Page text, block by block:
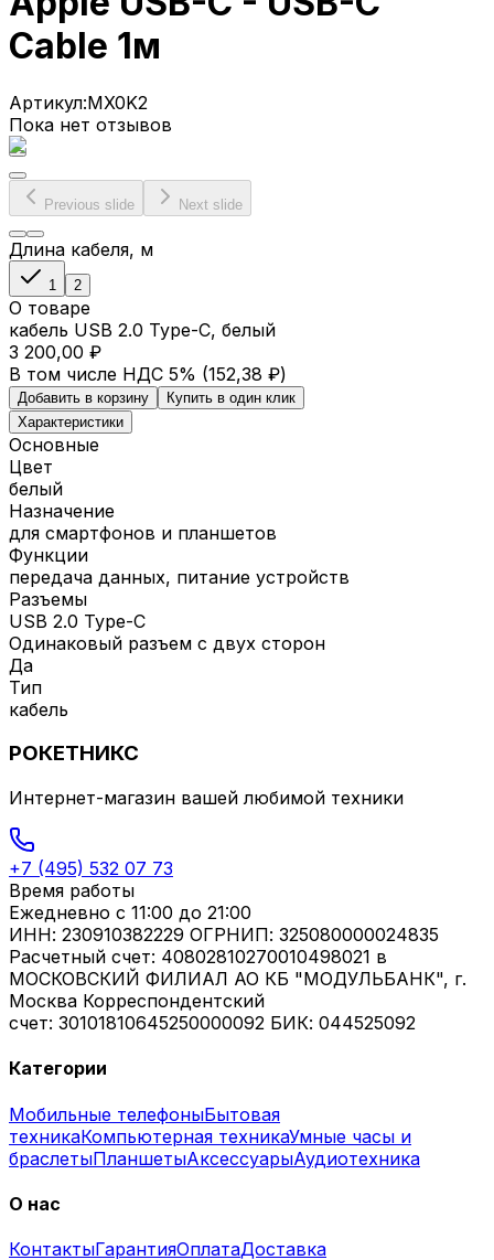
Cable 1м
Артикул:MX0K2
Пока нет отзывов
Previous slide Next slide
Длина кабеля, м
1 2
О товаре
кабель USB 2.0 Type-C, белый
3 200,00 ₽
В том числе НДС 5% (152,38 ₽)
Добавить в корзину
Купить в один клик
Характеристики
Основные
Цвет
белый
Назначение
для смартфонов и планшетов
Функции
передача данных, питание устройств
Разъемы
USB 2.0 Type-C
Одинаковый разъем с двух сторон
Да
Тип
кабель
РОКЕТНИКС
Интернет-магазин вашей любимой техники
+7 (495) 532 07 73
Время работы
Ежедневно с 11:00 до 21:00
ИНН: 230910382229 ОГРНИП: 325080000024835
Расчетный счет: 40802810270010498021 в
МОСКОВСКИЙ ФИЛИАЛ АО КБ "МОДУЛЬБАНК", г.
Москва Корреспондентский
счет: 30101810645250000092 БИК: 044525092
Категории
Мобильные телефоныБытовая
техникаКомпьютерная техникаУмные часы и
браслетыПланшетыАксессуарыАудиотехника
О нас
КонтактыГарантияОплатаДоставка